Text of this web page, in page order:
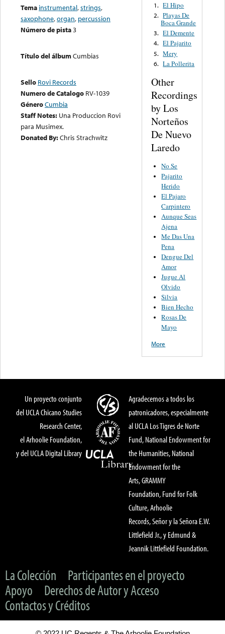
Tema instrumental,strings,
saxophone,organ, percussion
Número de pista3
Título del álbumCumbias
Sello Rovi Records
Numero de Catalogo RV-1039
GéneroCumbia
Staff Notes: Una Produccion Rovi
para Musimex.
Donated By:Chris Strachwitz
1. El Hipo
2. Playas De
Boca Grande
3. El Demente
4. El Pajarito
5. Mery
6. La Pollerita
Other
Recordings
by Los
Norteños
De Nuevo
Laredo
No Se
Pajarito
Herido
El Pajaro
Carpintero
Aunque Seas
Ajena
Me Das Una
Pena
Dengue Del
Amor
Jugue Al
Olvido
Silvia
Bien Hecho
Rosas De
Mayo
More
Un proyecto conjunto
del UCLA Chicano Studies
Research Center,
el Arhoolie Foundation,
y del UCLA Digital Library
Agradecemos a todos los
patronicadores, especialmente
al UCLA Los Tigres de Norte
Fund, National Endowment for
the Humanities, National
Endowment for the
Arts, GRAMMY
Foundation, Fund for Folk
Culture, Arhoolie
Records, Señor y la Señora E.W.
Littlefield Jr., y Edmund &
Jeannik Littlefield Foundation.
La Colección
Participantes en el proyecto
Apoyo
Derechos de Autor y Acceso
Contactos y Créditos